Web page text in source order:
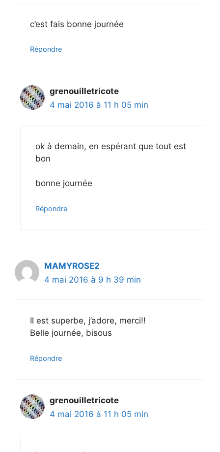
c’est fais bonne journée
Répondre
grenouilletricote
4 mai 2016 à 11 h 05 min
ok à demain, en espérant que tout est
bon
bonne journée
Répondre
MAMYROSE2
4 mai 2016 à 9 h 39 min
Il est superbe, j’adore, merci!!
Belle journée, bisous
Répondre
grenouilletricote
4 mai 2016 à 11 h 05 min